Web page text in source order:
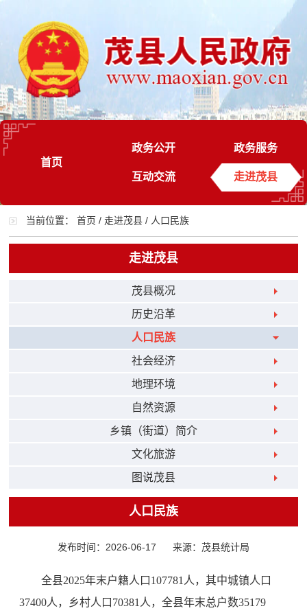
首页
政务公开 政务服务
互动交流 走进茂县
当前位置：首页 /走进茂县 / 人口民族
走进茂县
茂县概况
历史沿革
人口民族
社会经济
地理环境
自然资源
乡镇（街道）简介
文化旅游
图说茂县
人口民族
发布时间：2026-06-17 来源：茂县统计局
全县2025年末户籍人口 107781 人，其中城镇人口
37400人，乡村人口 70381 人，全县年末总户数35179